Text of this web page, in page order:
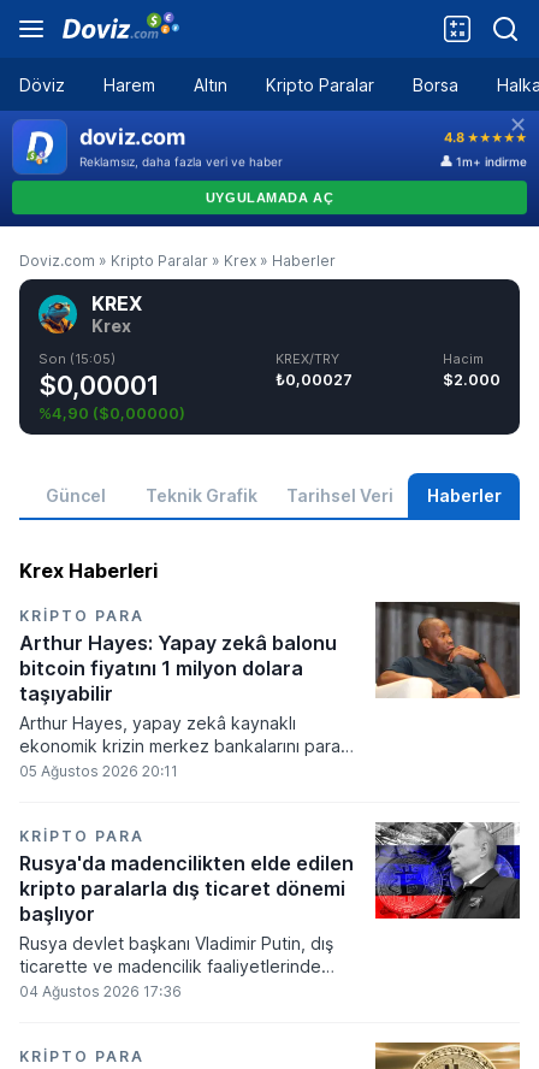
Döviz Harem Altın Kripto Paralar Borsa
Doviz.com » Kripto Paralar » Krex » Haberler
KREX
Krex
Son (15:05)
$0,00001
%4,90 ($0,00000)
KREX/TRY
₺0,00027
Hacim
$2.000
Güncel Teknik Grafik Tarihsel Veri Haberler
Krex Haberleri
KRIPTO PARA
Arthur Hayes: Yapay zekâ balonu
bitcoin fiyatını 1 milyon dolara
taşıyabilir
Arthur Hayes, yapay zekâ kaynaklı
ekonomik krizin merkez bankalarını para
basmaya zorlayacağını ve bu durumun
kayıplarının tetikleyeceği kredi krizinin
küresel likidite artışına yol açacağını belirtti
ve bitcoinin bu süreçte en hızlı tepki veren
varlık olacağı vurguladı.
05 Ağustos 2026 20:11
KRIPTO PARA
Rusya'da madencilikten elde edilen
kripto paralarla dış ticaret dönemi
başlıyor
Rusya devlet başkanı Vladimir Putin, dış
ticarette ve madencilik faaliyetlerinde
kripto varlıkların kullanımına onay veren
elde edilen dijital paraların belirli şartlar
04 Ağustos 2026 17:36
KRIPTO PARA